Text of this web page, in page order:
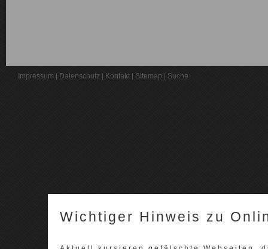
Impressum Datenschutz Kontakt Sitemap Suche
Wichtiger Hinweis zu